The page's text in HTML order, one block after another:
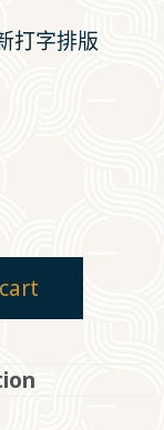
打字排版